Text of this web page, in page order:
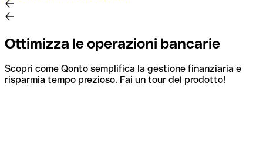
Ottimizza le operazioni bancarie
Scopri come Qonto semplifica la gestione finanziaria e
risparmia tempo prezioso. Fai un tour del prodotto!